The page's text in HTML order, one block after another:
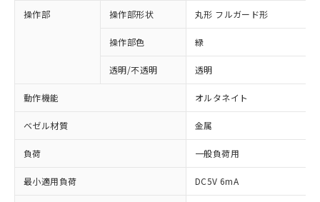
操作部 操作部形状 丸形 フルガード形
操作部色 緑
透明/不透明 透明
動作機能 オルタネイト
ベゼル材質 金属
負荷 一般負荷用
最小適用負荷 DC5V 6mA